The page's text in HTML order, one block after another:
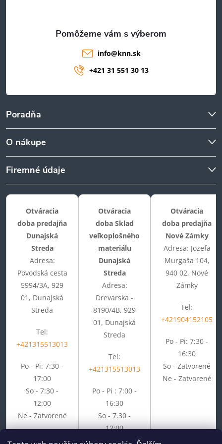
Poradňa
O nákupe
Firemné údaje
info@knn.sk
+421 31 551 30 13
Otváracia
doba predajňa
Dunajská
Streda
Adresa:
Povodská cesta
5994/3A, 929
01, Dunajská
Streda
Tel:
+421315513013
Po - Pi: 7:30 -
17:00
So - 7:30 -
12:00
Ne - Zatvorené
Otváracia
doba Sklad
veľkoplošného
materiálu
Dunajská
Streda
Adresa:
Drevarska -
8190/4B, 929
01, Dunajská
Streda
Tel:
+421315513013
Po - Pi : 7:00 -
16:30
So - 7.30 -
12:00
Ne - Zatvorené
Otváracia
doba predajňa
Nové Zámky
Adresa: Jozefa
Murgaša 104,
940 02, Nové
Zámky
Tel:
+421904152105
Po - Pi: 7:30 -
16:30
So - Zatvorené
Ne - Zatvorené